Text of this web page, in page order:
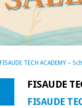
FISAUDE TECH ACADEMY –
FISAUDE
FISAUDE